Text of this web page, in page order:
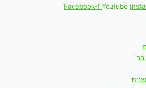
Facebook-f Youtube
בר